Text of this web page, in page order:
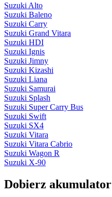
Suzuki Alto
Suzuki Baleno
Suzuki Carry
Suzuki Grand Vitara
Suzuki HDI
Suzuki Ignis
Suzuki Jimny
Suzuki Kizashi
Suzuki Liana
Suzuki Samurai
Suzuki Splash
Suzuki Super Carry Bus
Suzuki Swift
Suzuki SX4
Suzuki Vitara
Suzuki Vitara Cabrio
Suzuki Wagon R
Suzuki X-90
Dobierz akumulator